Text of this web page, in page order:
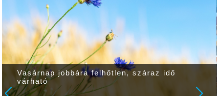
Vasárnap jobbára felhőtlen, száraz idő
várható